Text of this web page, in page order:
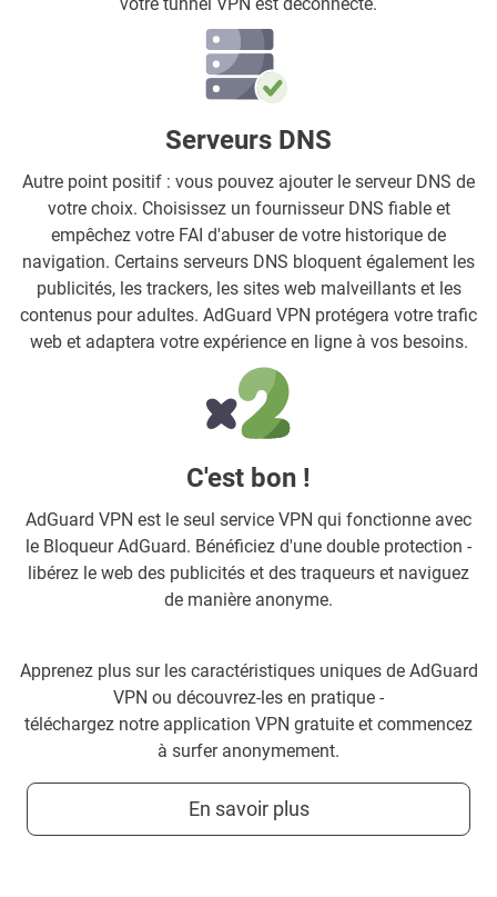
Serveurs DNS
Autre point positif : vous pouvez ajouter le serveur DNS de
votre choix. Choisissez un fournisseur DNS fiable et
empêchez votre FAI d'abuser de votre historique de
navigation. Certains serveurs DNS bloquent également les
publicités, les trackers, les sites web malveillants et les
contenus pour adultes. AdGuard VPN protégera votre trafic
web et adaptera votre expérience en ligne à vos besoins.
C'est bon !
AdGuard VPN est le seul service VPN qui fonctionne avec
le Bloqueur AdGuard. Bénéficiez d'une double protection -
libérez le web des publicités et des traqueurs et naviguez
de manière anonyme.
Apprenez plus sur les caractéristiques uniques de AdGuard
VPN ou découvrez-les en pratique -
téléchargez notre application VPN gratuite et commencez
à surfer anonymement.
En savoir plus